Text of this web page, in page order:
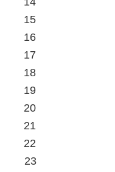
15
16
17
18
19
20
21
22
23